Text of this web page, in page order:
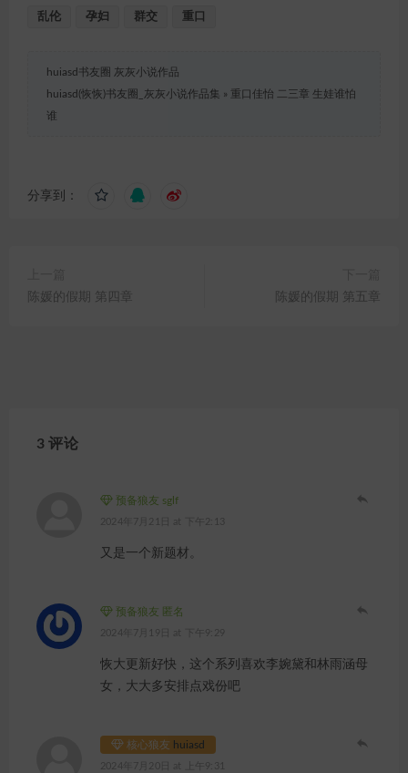
乱伦 孕妇 群交 重口
huiasd书友圈 灰灰小说作品
huiasd(恢恢)书友圈_灰灰小说作品集 » 重口佳怡 二三章 生娃谁怕
谁
分享到：
陈媛的假期 第四章
陈媛的假期 第五章
3 评论
预备狼友 sglf
2024年7月21日 at 下午2:13
又是一个新题材。
预备狼友 匿名
2024年7月19日 at 下午9:29
恢大更新好快，这个系列喜欢李婉黛和林雨涵母
女，大大多安排点戏份吧
核心狼友 huiasd
2024年7月20日 at 上午9:31